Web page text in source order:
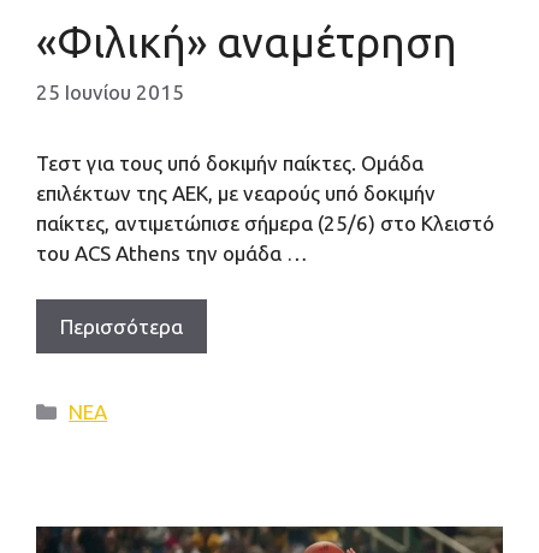
«Φιλική» αναμέτρηση
25 Ιουνίου 2015
Τεστ για τους υπό δοκιμήν παίκτες. Ομάδα
επιλέκτων της ΑΕΚ, με νεαρούς υπό δοκιμήν
παίκτες, αντιμετώπισε σήμερα (25/6) στο Κλειστό
του ACS Athens την ομάδα …
Περισσότερα
Κατηγορίες
ΝΕΑ